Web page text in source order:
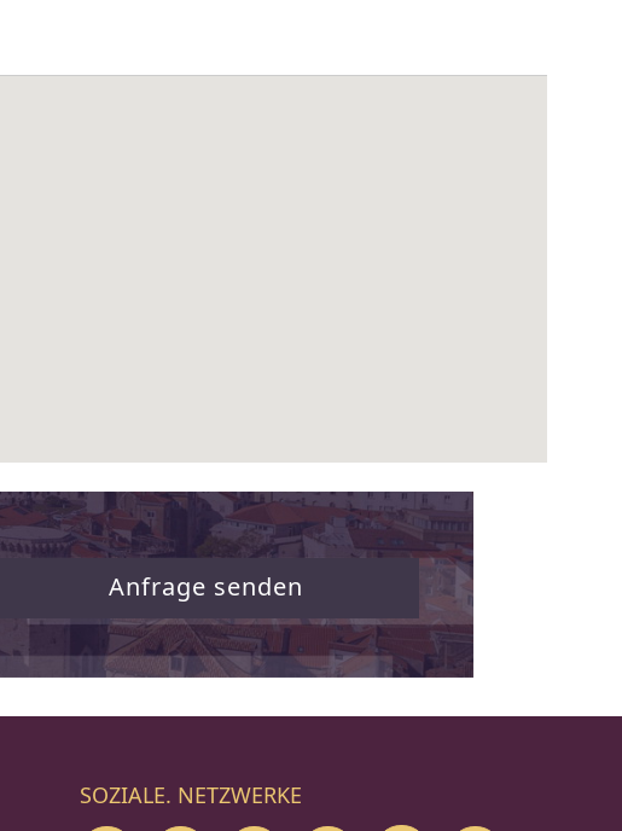
Anfrage senden
SOZIALE. NETZWERKE